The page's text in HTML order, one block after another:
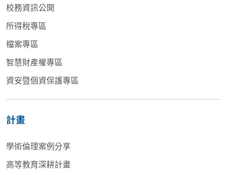
校務資訊公開
所得稅專區
檔案專區
智慧財產權專區
資安暨個資保護專區
計畫
學術倫理案例分享
高等教育深耕計畫